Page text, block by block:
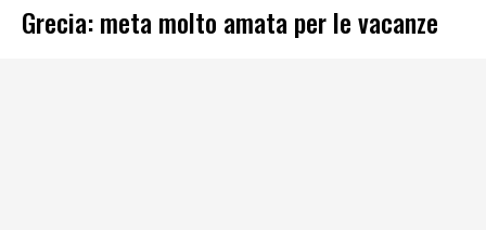
Grecia: meta molto amata per le vacanze